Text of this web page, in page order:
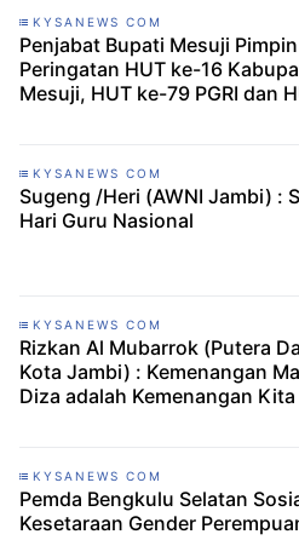
KYSANEWS COM
Penjabat Bupati Mesuji
Peringatan HUT ke-16
Mesuji, HUT ke-79 PGRI dan
KYSANEWS COM
Sugeng /Heri (AWNI Jambi) :
Hari Guru Nasional
KYSANEWS COM
Rizkan Al Mubarrok (Putera
Kota Jambi) : Kemenangan
Diza adalah Kemenangan Kita
KYSANEWS COM
Pemda Bengkulu Selatan
Kesetaraan Gender